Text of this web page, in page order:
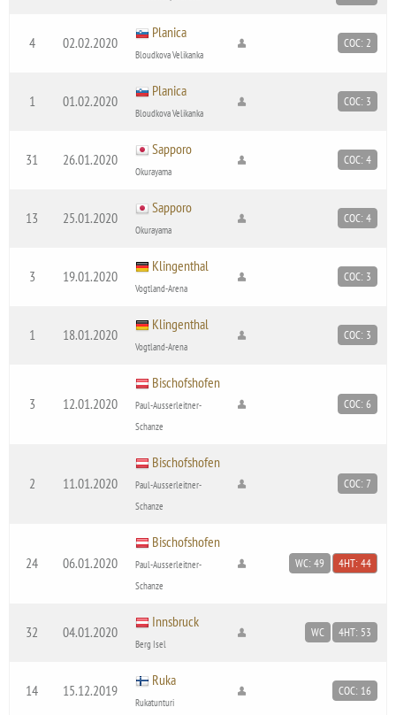
4 02.02.2020
Planica
Bloudkova Velikanka
COC: 2
1 01.02.2020
Planica
Bloudkova Velikanka
COC: 3
31 26.01.2020
Sapporo
Okurayama
COC: 4
13 25.01.2020
Sapporo
Okurayama
COC: 4
3 19.01.2020
Klingenthal
Vogtland-Arena
COC: 3
1 18.01.2020
Klingenthal
Vogtland-Arena
COC: 3
3 12.01.2020
Bischofshofen
Paul-Ausserleitner-
Schanze
COC: 6
2 11.01.2020
Bischofshofen
Paul-Ausserleitner-
Schanze
COC: 7
24 06.01.2020
Bischofshofen
Paul-Ausserleitner-
Schanze
WC: 49 4HT: 44
32 04.01.2020
Innsbruck
Berg Isel
WC 4HT: 53
14 15.12.2019
Ruka
Rukatunturi
COC: 16